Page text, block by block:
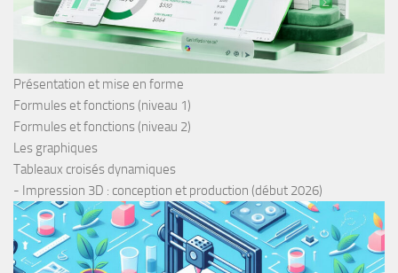
Présentation et mise en forme
Formules et fonctions (niveau 1)
Formules et fonctions (niveau 2)
Les graphiques
Tableaux croisés dynamiques
- Impression 3D : conception et production (début 2026)